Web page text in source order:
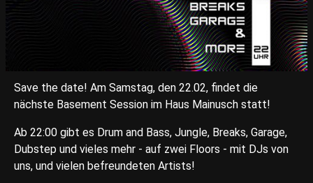
Save the date! Am Samstag, den 22.02, findet die
nächste Basement Session im Haus Mainusch statt!
Ab 22:00 gibt es Drum and Bass, Jungle, Breaks, Garage,
Dubstep und vieles mehr - auf zwei Floors - mit DJs von
uns, und vielen befreundeten Artists!